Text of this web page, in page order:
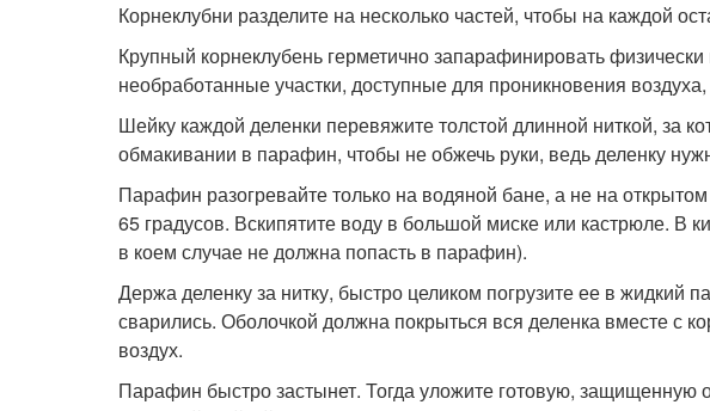
Корнеклубни разделите на несколько частей, чтобы на каждой
Крупный корнеклубень герметично запарафинировать
необработанные участки, доступные для проникновения
Шейку каждой деленки перевяжите толстой длинной ниткой, за
обмакивании в парафин, чтобы не обжечь руки, ведь деленку
Парафин разогревайте только на водяной бане, а не на
65 градусов. Вскипятите воду в большой миске или кастрюле. В
в коем случае не должна попасть в парафин).
Держа деленку за нитку, быстро целиком погрузите ее в жидкий
сварились. Оболочкой должна покрыться вся деленка вместе с
воздух.
Парафин быстро застынет. Тогда уложите готовую, защищенную